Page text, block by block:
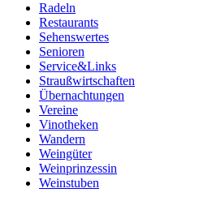
Radeln
Restaurants
Sehenswertes
Senioren
Service&Links
Straußwirtschaften
Übernachtungen
Vereine
Vinotheken
Wandern
Weingüter
Weinprinzessin
Weinstuben